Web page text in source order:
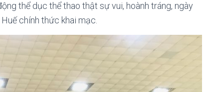
thể dục thể thao thật sự vui, hoành tráng, ngày
chính thức khai mạc.